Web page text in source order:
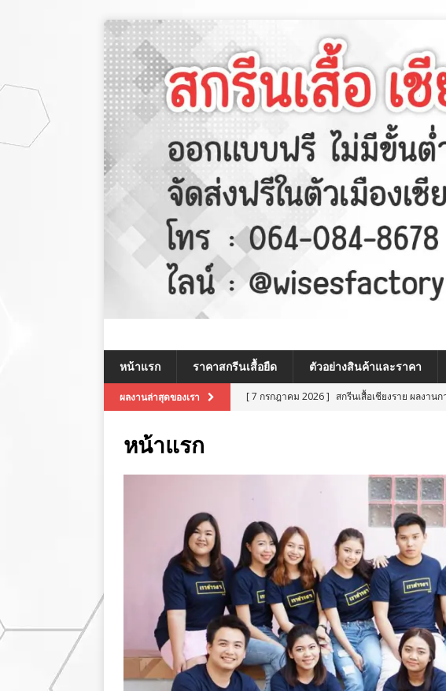
หน้าแรก ราคาสกรีนเสื้อยืด ตัวอย่างสินค้าและราคา
ผลงานล่าสุดของเรา [ 7 กรกฎาคม 2026 ] สกรีนเสื้อเชียงราย ผลงาน
ผลงานล่าสุด
สกรีนเสื้อเชียงราย ผลงาน
[ 8 กรกฎาคม 2026 ]
สกรีนเสื้อเชียงราย ผลงา
ผลงานล่าสุด
หน้าแรก